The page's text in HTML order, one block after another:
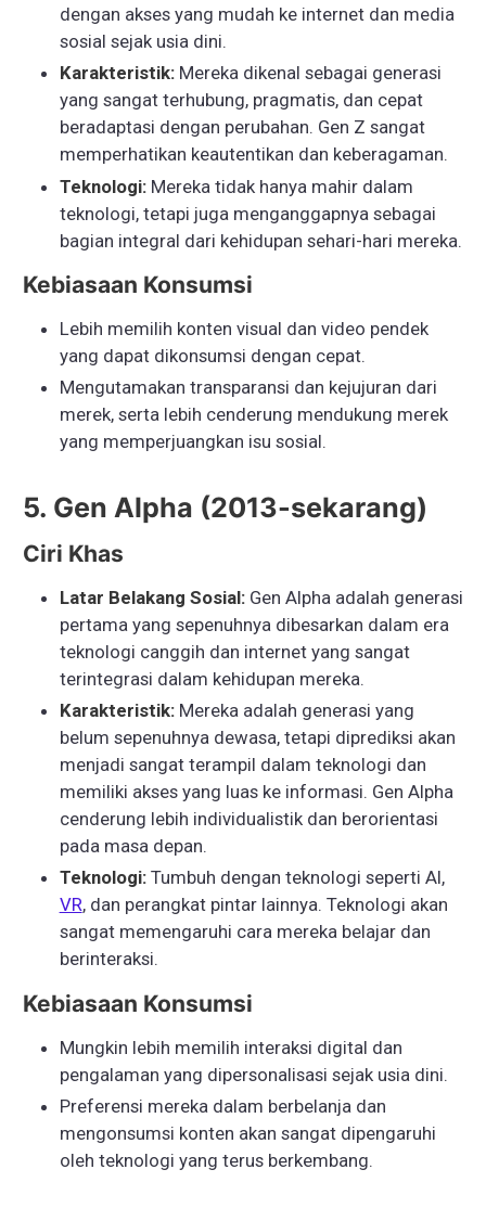
dengan akses yang mudah ke internet dan media
sosial sejak usia dini.
Karakteristik:Mereka dikenal sebagai generasi
yang sangat terhubung, pragmatis, dan cepat
beradaptasi dengan perubahan. Gen Z sangat
memperhatikan keautentikan dan keberagaman.
Teknologi:Mereka tidak hanya mahir dalam
teknologi, tetapi juga menganggapnya sebagai
bagian integral dari kehidupan sehari-hari mereka.
Kebiasaan Konsumsi
Lebih memilih konten visual dan video pendek
yang dapat dikonsumsi dengan cepat.
Mengutamakan transparansi dan kejujuran dari
merek, serta lebih cenderung mendukung merek
yang memperjuangkan isu sosial.
5. Gen Alpha (2013-sekarang)
Ciri Khas
Latar Belakang Sosial:Gen Alpha adalah generasi
pertama yang sepenuhnya dibesarkan dalam era
teknologi canggih dan internet yang sangat
terintegrasi dalam kehidupan mereka.
Karakteristik:Mereka adalah generasi yang
belum sepenuhnya dewasa, tetapi diprediksi akan
menjadi sangat terampil dalam teknologi dan
memiliki akses yang luas ke informasi. Gen Alpha
cenderung lebih individualistik dan berorientasi
pada masa depan.
Teknologi:Tumbuh dengan teknologi seperti AI,
VR, dan perangkat pintar lainnya. Teknologi akan
sangat memengaruhi cara mereka belajar dan
berinteraksi.
Kebiasaan Konsumsi
Mungkin lebih memilih interaksi digital dan
pengalaman yang dipersonalisasi sejak usia dini.
Preferensi mereka dalam berbelanja dan
mengonsumsi konten akan sangat dipengaruhi
oleh teknologi yang terus berkembang.